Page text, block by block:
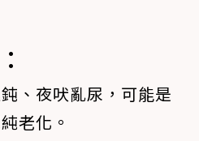
、夜吠亂尿，可能是
老化。